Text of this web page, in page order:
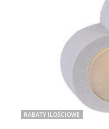
RABATY ILOŚCIOWE